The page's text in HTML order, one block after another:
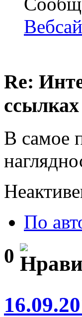
Re:
ссылках
В самое
По
0